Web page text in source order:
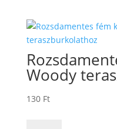
Woody
130 Ft